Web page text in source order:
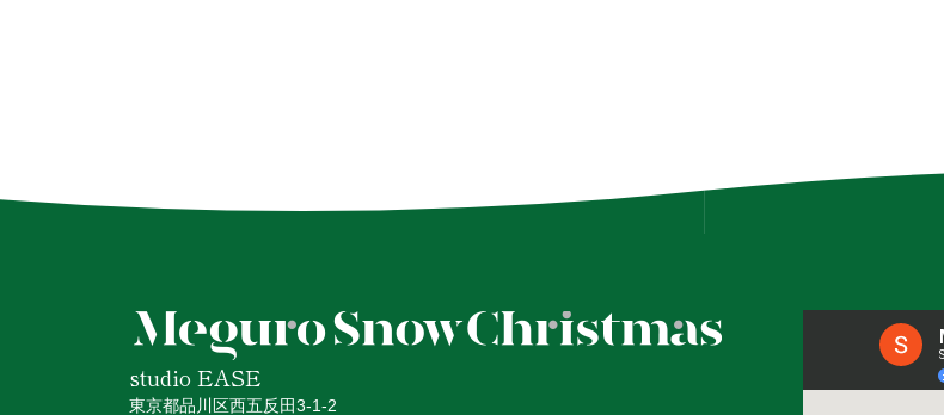
studio EASE
東京都品川区西五反田3-1-2